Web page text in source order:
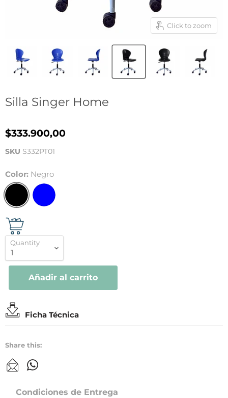
Click to zoom
Silla Singer Home
$333.900,00
SKU S332PT01
Color: Negro
Quantity
Añadir al carrito
Ficha Técnica
Share this:
Condiciones de Entrega